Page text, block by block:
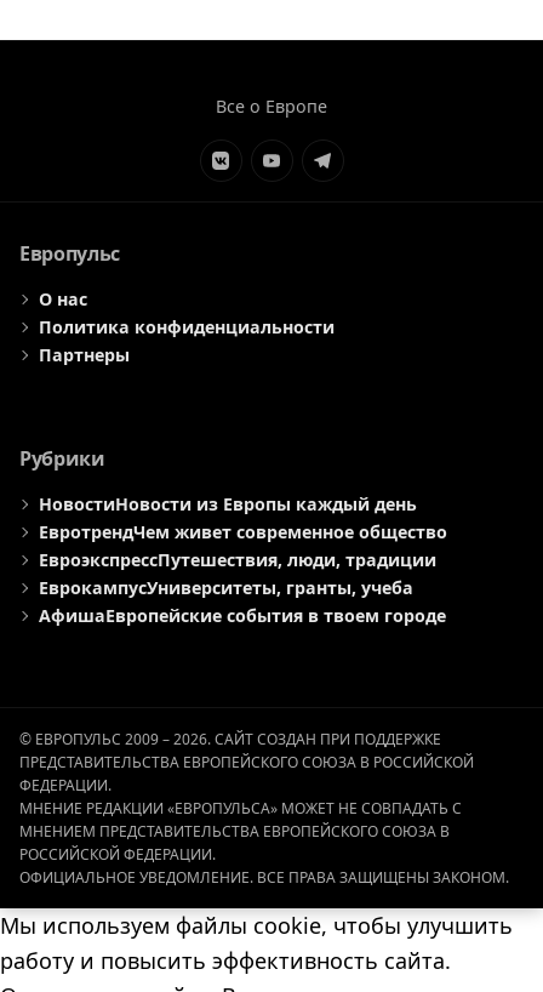
Все о Европе
ЭлементЭлементЭлемент
Европульс
О нас
Политика конфиденциальности
Партнеры
Рубрики
НовостиНовости из Европы каждый день
ЕвротрендЧем живет современное общество
ЕвроэкспрессПутешествия, люди, традиции
ЕврокампусУниверситеты, гранты, учеба
АфишаЕвропейские события в твоем городе
© ЕВРОПУЛЬС 2009 – 2026. САЙТ СОЗДАН ПРИ ПОДДЕРЖКЕ
ПРЕДСТАВИТЕЛЬСТВА ЕВРОПЕЙСКОГО СОЮЗА В РОССИЙСКОЙ
ФЕДЕРАЦИИ.
МНЕНИЕ РЕДАКЦИИ «ЕВРОПУЛЬСА» МОЖЕТ НЕ СОВПАДАТЬ С
МНЕНИЕМ ПРЕДСТАВИТЕЛЬСТВА ЕВРОПЕЙСКОГО СОЮЗА В
РОССИЙСКОЙ ФЕДЕРАЦИИ.
ОФИЦИАЛЬНОЕ УВЕДОМЛЕНИЕ. ВСЕ ПРАВА ЗАЩИЩЕНЫ ЗАКОНОМ.
Мы используем файлы cookie, чтобы улучшить
работу и повысить эффективность сайта.